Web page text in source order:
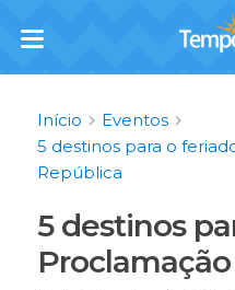
Início
Eventos
5 destinos para o
República
5 destinos